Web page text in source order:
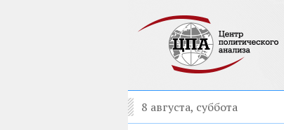
8 августа, суббота